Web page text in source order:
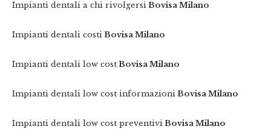
Impianti dentali a chi rivolgersi Bovisa Milano
Impianti dentali costi Bovisa Milano
Impianti dentali low cost Bovisa Milano
Impianti dentali low cost informazioni Bovisa Milano
Impianti dentali low cost preventivi Bovisa Milano